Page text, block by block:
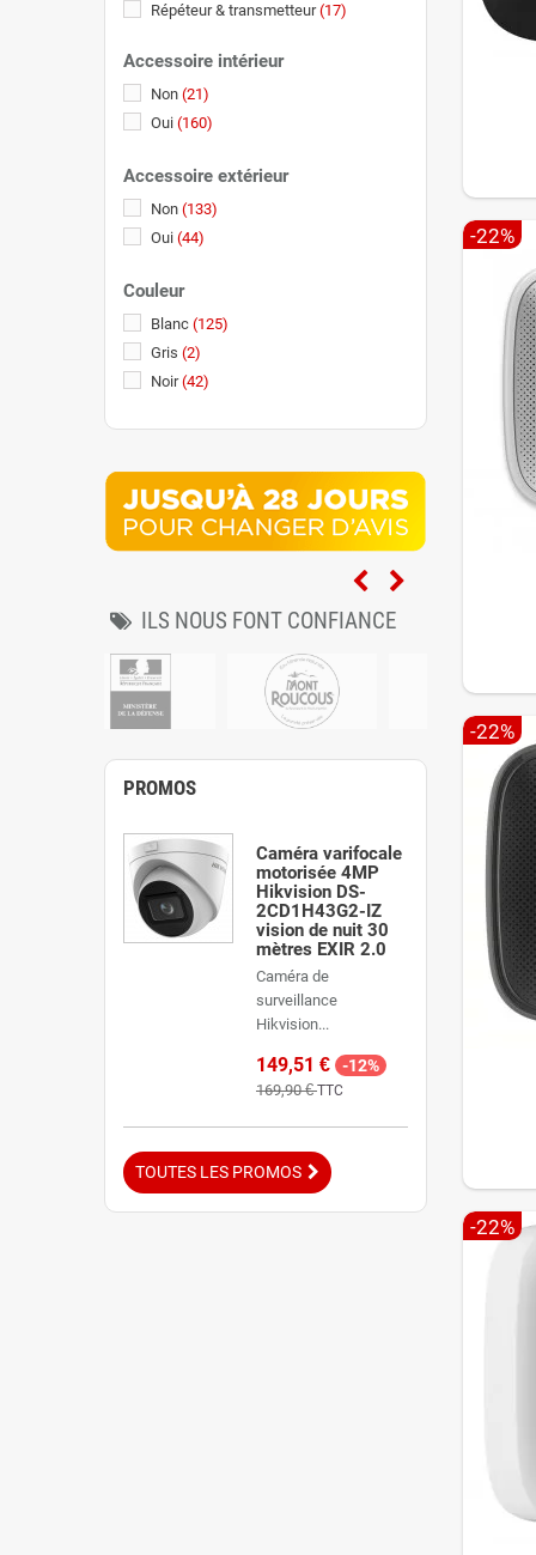
-22%
-22%
-22%
Répéteur & transmetteur(17)
Accessoire intérieur
Non (21)
Oui (160)
Accessoire extérieur
Non (133)
Oui (44)
Couleur
Blanc (125)
Gris (2)
Noir(42)
ILS NOUS FONT CONFIANCE
PROMOS
Caméra varifocale
motorisée 4MP
Hikvision DS-
2CD1H43G2-IZ
vision de nuit 30
mètres EXIR 2.0
Caméra de
surveillance
Hikvision...
149,51 € -12%
169,90 €TTC
TOUTES LES PROMOS